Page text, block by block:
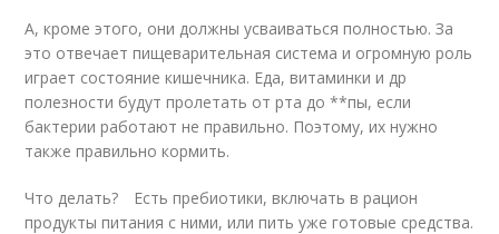
А, кроме этого, они должны усваиваться полностью. За
это отвечает пищеварительная система и огромную роль
играет состояние кишечника. Еда, витаминки и др
полезности будут пролетать от рта до **пы, если
бактерии работают не правильно. Поэтому, их нужно
также правильно кормить.
Что делать? ⠀Есть пребиотики, включать в рацион
продукты питания с ними, или пить уже готовые средства.